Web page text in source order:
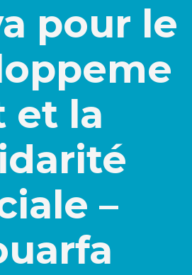
pour le
et la
–